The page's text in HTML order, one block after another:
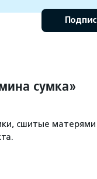
сумка»
сшитые матерями